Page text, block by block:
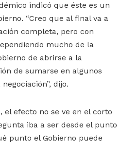
indicó que éste es un
“Creo que al final va a
completa, pero con
mucho de la
de abrirse a la
de sumarse en algunos
dijo.
el efecto no se ve en el corto
iba a ser desde el punto
punto el Gobierno puede